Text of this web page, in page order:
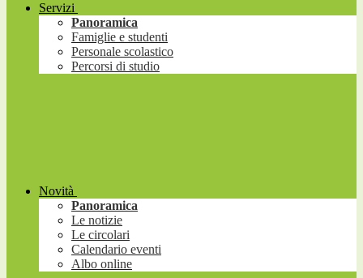
Servizi
Panoramica
Famiglie e studenti
Personale scolastico
Percorsi di studio
Novità
Panoramica
Le notizie
Le circolari
Calendario eventi
Albo online